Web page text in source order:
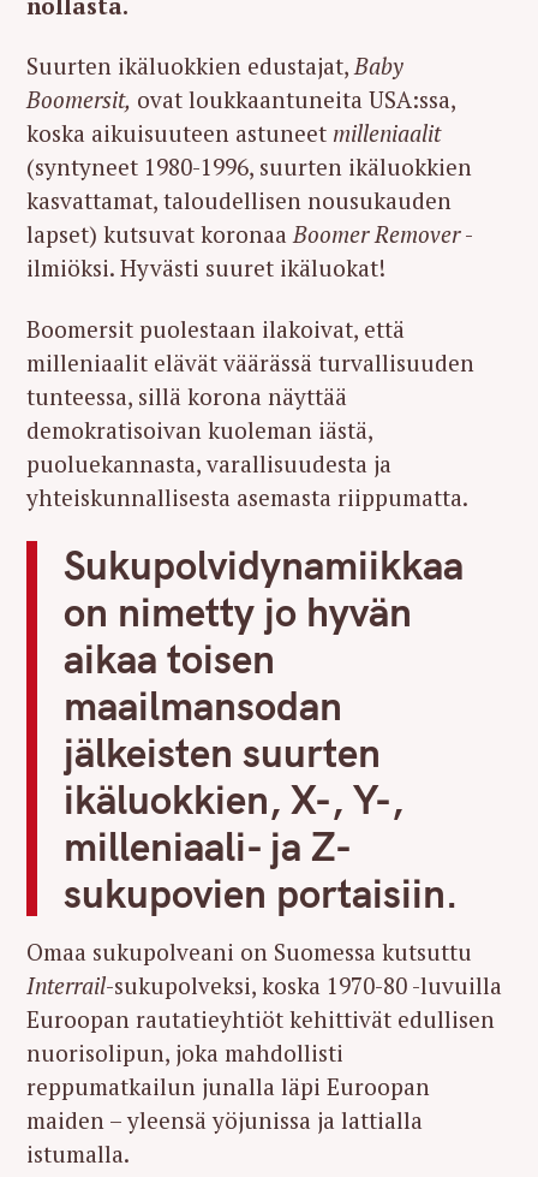
Suurten ikäluokkien edustajat,Baby
Boomersit, ovat loukkaantuneita USA:ssa,
koska aikuisuuteen astuneet milleniaalit
(syntyneet 1980-1996, suurten ikäluokkien
kasvattamat, taloudellisen nousukauden
lapset) kutsuvat koronaaBoomer Remover-
ilmiöksi. Hyvästi suuret ikäluokat!
Boomersit puolestaan ilakoivat, että
milleniaalit elävät väärässä turvallisuuden
tunteessa, sillä korona näyttää
demokratisoivan kuoleman iästä,
puoluekannasta, varallisuudesta ja
yhteiskunnallisesta asemasta riippumatta.
Sukupolvidynamiikkaa
on nimetty jo hyvän
aikaa toisen
maailmansodan
jälkeisten suurten
ikäluokkien, X-, Y-,
milleniaali- ja Z-
sukupovien portaisiin.
Omaa sukupolveani on Suomessa kutsuttu
Interrail-sukupolveksi, koska 1970-80 -luvuilla
Euroopan rautatieyhtiöt kehittivät edullisen
nuorisolipun, joka mahdollisti
reppumatkailun junalla läpi Euroopan
maiden – yleensä yöjunissa ja lattialla
istumalla.